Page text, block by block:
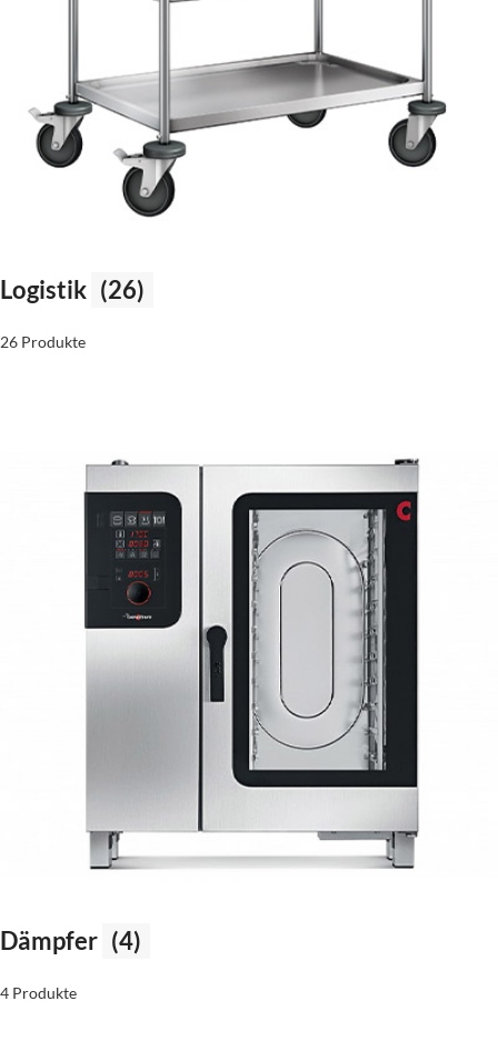
Logistik (26)
26 Produkte
Dämpfer (4)
4 Produkte